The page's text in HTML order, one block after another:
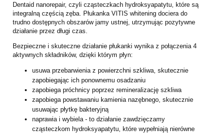
Dentaid nanorepair, czyli cząsteczkach hydroksyapatytu, które są
integralną częścią zęba.
Płukanka VITIS whitening dociera do
trudno dostępnych obszarów jamy ustnej, utrzymując pozytywne
działanie przez długi czas.
Bezpieczne i skuteczne działanie płukanki wynika z połączenia 4
aktywnych składników, dzięki którym płyn:
usuwa przebarwienia z powierzchni szkliwa, skutecznie
zapobiegając ich ponownemu osadzaniu
zapobiega próchnicy poprzez remineralizację szkliwa
zapobiega powstawaniu kamienia nazębnego, skutecznie
usuwając płytkę bakteryjną
naprawia i wybiela - to działanie zawdzięczamy
cząsteczkom hydroksyapatytu, które wypełniają nierówne